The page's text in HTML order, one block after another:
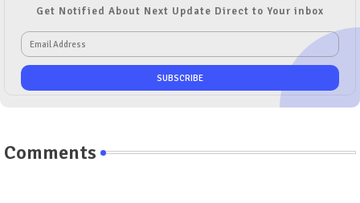
Get Notified About Next Update Direct to Your inbox
Comments